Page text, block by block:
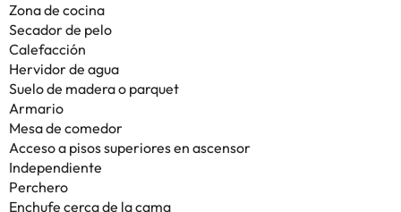
Zona de cocina
Secador de pelo
Calefacción
Hervidor de agua
Suelo de madera o parquet
Armario
Mesa de comedor
Acceso a pisos superiores en ascensor
Independiente
Perchero
Enchufe cerca de la cama